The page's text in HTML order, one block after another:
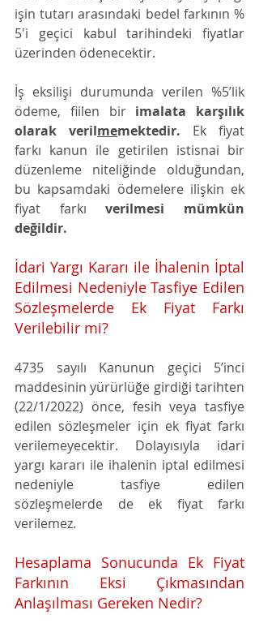
işin tutarı arasındaki bedel farkının %
5'i geçici kabul tarihindeki fiyatlar
üzerinden ödenecektir.
İş eksilişi durumunda verilen %5’lik
ödeme, fiilen bir imalata karşılık
olarak verilmemektedir. Ek fiyat
farkı kanun ile getirilen istisnai bir
düzenleme niteliğinde olduğundan,
bu kapsamdaki ödemelere ilişkin ek
fiyat farkı verilmesi mümkün
değildir.
İdari Yargı Kararı ile İhalenin İptal
Edilmesi Nedeniyle Tasfiye Edilen
Sözleşmelerde Ek Fiyat Farkı
Verilebilir mi?
4735 sayılı Kanunun geçici 5’inci
maddesinin yürürlüğe girdiği tarihten
(22/1/2022) önce, fesih veya tasfiye
edilen sözleşmeler için ek fiyat farkı
verilemeyecektir. Dolayısıyla idari
yargı kararı ile ihalenin iptal edilmesi
nedeniyle tasfiye edilen
sözleşmelerde de ek fiyat farkı
verilemez.
Hesaplama Sonucunda Ek Fiyat
Farkının Eksi Çıkmasından
Anlaşılması Gereken Nedir?